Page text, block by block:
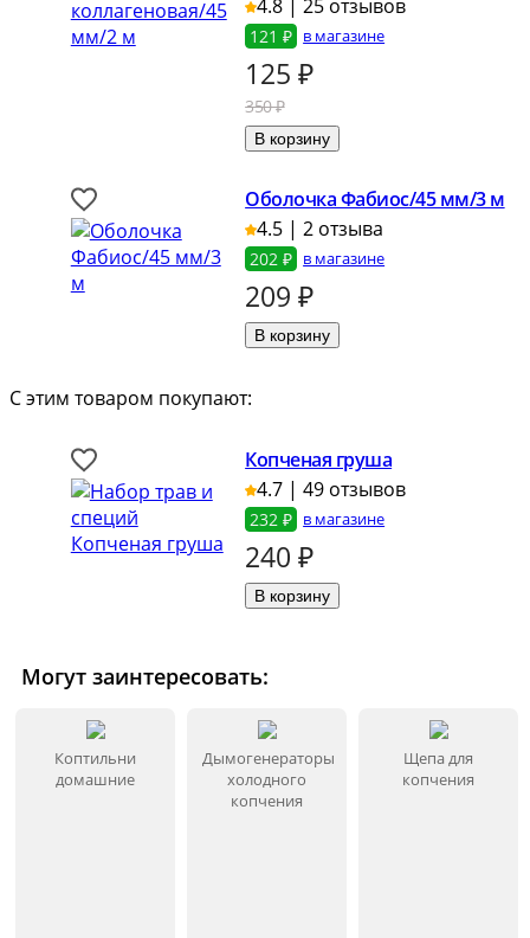
4.8 | 25 отзывов
121 ₽ в магазине
125₽
350 ₽
Оболочка Фабиос/45 мм/3 м
4.5 | 2 отзыва
202 ₽ в магазине
209₽
С этим товаром покупают:
Копченая груша
4.7 | 49 отзывов
232 ₽ в магазине
240₽
Могут заинтересовать:
Коптильни
домашние
Дымогенераторы
холодного
копчения
Щепа для
копчения